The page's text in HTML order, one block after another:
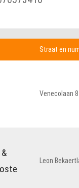
Straat en
Venecolaan 8
Leon